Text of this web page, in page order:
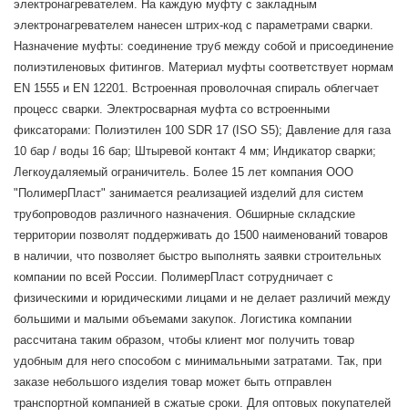
электронагревателем. На каждую муфту с закладным
электронагревателем нанесен штрих-код с параметрами сварки.
Назначение муфты: соединение труб между собой и присоединение
полиэтиленовых фитингов. Материал муфты соответствует нормам
EN 1555 и EN 12201. Встроенная проволочная спираль облегчает
процесс сварки. Электросварная муфта со встроенными
фиксаторами: Полиэтилен 100 SDR 17 (ISO S5); Давление для газа
10 бар / воды 16 бар; Штыревой контакт 4 мм; Индикатор сварки;
Легкоудаляемый ограничитель. Более 15 лет компания ООО
"ПолимерПласт" занимается реализацией изделий для систем
трубопроводов различного назначения. Обширные складские
территории позволят поддерживать до 1500 наименований товаров
в наличии, что позволяет быстро выполнять заявки строительных
компании по всей России. ПолимерПласт сотрудничает с
физическими и юридическими лицами и не делает различий между
большими и малыми объемами закупок. Логистика компании
рассчитана таким образом, чтобы клиент мог получить товар
удобным для него способом с минимальными затратами. Так, при
заказе небольшого изделия товар может быть отправлен
транспортной компанией в сжатые сроки. Для оптовых покупателей